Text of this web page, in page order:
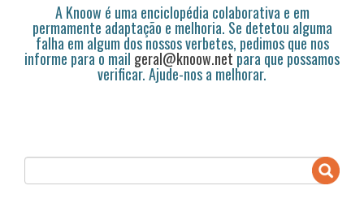
A Knoow é uma enciclopédia colaborativa e em
permamente adaptação e melhoria. Se detetou alguma
falha em algum dos nossos verbetes, pedimos que nos
informe para o mail geral@knoow.netpara que possamos
verificar. Ajude-nos a melhorar.